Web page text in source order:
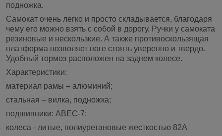
подножка.
Самокат очень легко и просто складывается, благодаря
чему его можно взять с собой в дорогу. Ручки у самоката
резиновые и нескользкие. А также противоскользящая
платформа позволяет ноге стоять уверенно и твердо.
Удобный тормоз расположен на заднем колесе.
Характеристики:
материал рамы – алюминий;
стальная – вилка, подножка;
подшипники: ABEC-7;
колеса - литые, полиуретановые жесткостью 82А